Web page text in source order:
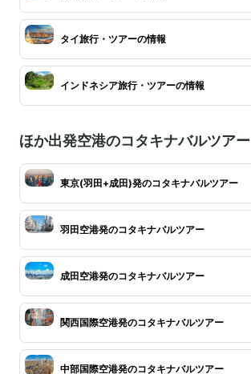
タイ旅行・ツアーの情報
インドネシア旅行・ツアーの情報
ほか出発空港のコタキナバルツアー
東京(羽田+成田)発のコタキナバルツアー
羽田空港発のコタキナバルツアー
成田空港発のコタキナバルツアー
関西国際空港発のコタキナバルツアー
中部国際空港発のコタキナバルツアー